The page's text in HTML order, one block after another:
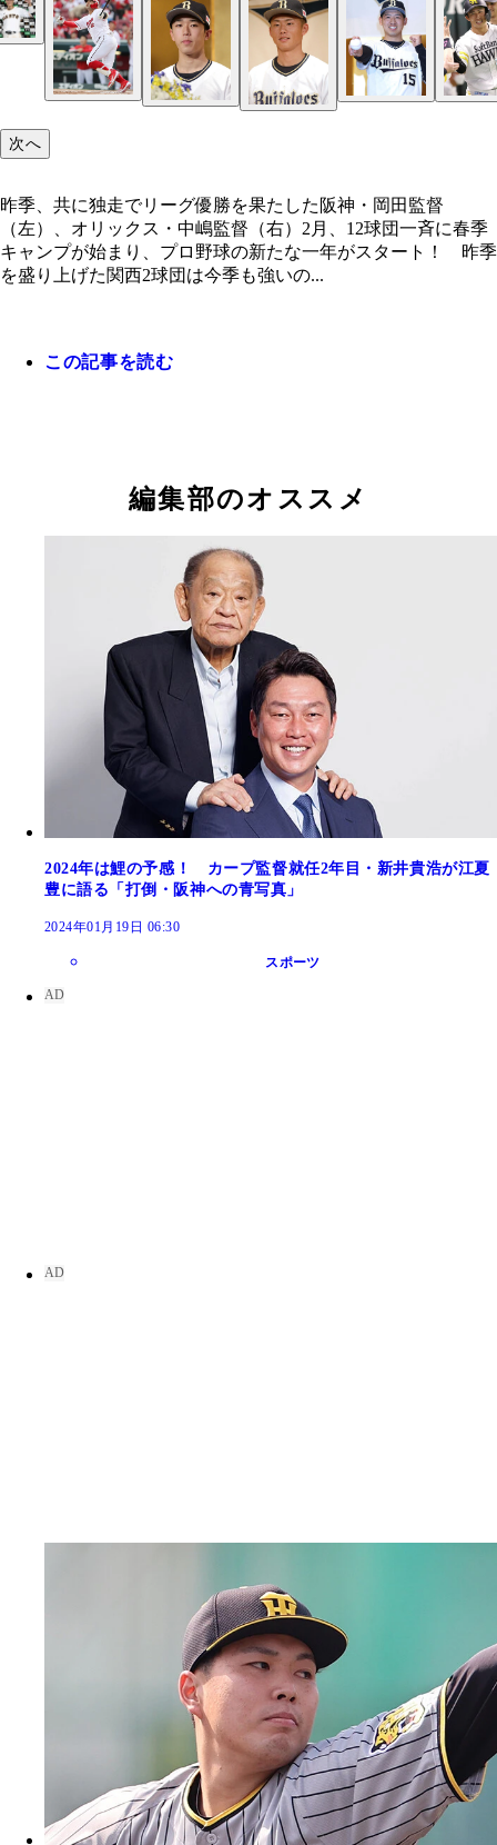
昨季、共に独走でリーグ優勝を果たした阪神・岡
（左）、オリックス・中嶋監督（右）
10年以上にわたって巨人軍を引っ張ってきた菅野
と坂本（右）。ベテランとしてもうひと花咲かせ
そうだ
FAでオリックスに移籍した西川の穴埋めを期待さ
昨季、＂チームロン毛＂として話題を呼んだ西武
（左）と髙橋光（右）。平良を加えた先発3本柱は
次へ
昨季、共に独走でリーグ優勝を果たした阪神・岡田監督
（左）、オリックス・中嶋監督（右）2月、12球団一斉に春季
キャンプが始まり、プロ野球の新たな一年がスタート！ 昨季
を盛り上げた関西2球団は今季も強いの...
この記事を読む
編集部のオススメ
2024年は鯉の予感！ カープ監督就任2年目・新井貴浩が江夏
豊に語る「打倒・阪神への青写真」
2024年01月19日 06:30
スポーツ